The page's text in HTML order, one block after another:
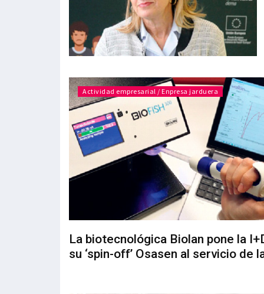
Actividad empresarial / Enpresa jarduera
La biotecnológica Biolan pone la
su ‘spin-off’ Osasen al servicio de